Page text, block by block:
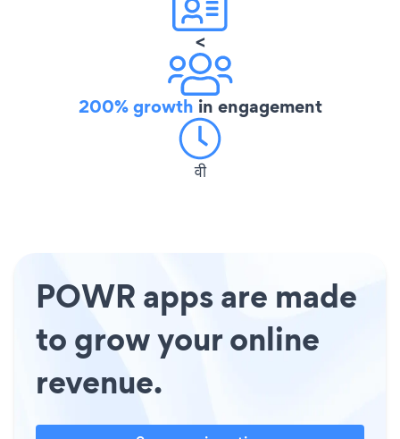
<
200% growth in engagement
वी
POWR apps are made
to grow your online
revenue.